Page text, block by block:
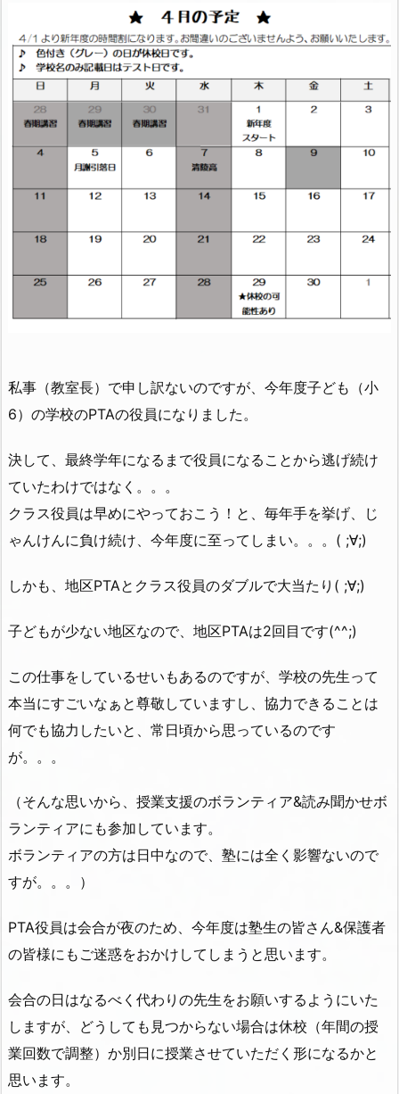
私事（教室長）で申し訳ないのですが、今年度子ども（小
6）の学校のPTAの役員になりました。
決して、最終学年になるまで役員になることから逃げ続け
ていたわけではなく。。。
クラス役員は早めにやっておこう！と、毎年手を挙げ、じ
ゃんけんに負け続け、今年度に至ってしまい。。。( ;∀;)
しかも、地区PTAとクラス役員のダブルで大当たり( ;∀;)
子どもが少ない地区なので、地区PTAは2回目です(^^;)
この仕事をしているせいもあるのですが、学校の先生って
本当にすごいなぁと尊敬していますし、協力できることは
何でも協力したいと、常日頃から思っているのです
が。。。
（そんな思いから、授業支援のボランティア&読み聞かせボ
ランティアにも参加しています。
ボランティアの方は日中なので、塾には全く影響ないので
すが。。。）
PTA役員は会合が夜のため、今年度は塾生の皆さん&保護者
の皆様にもご迷惑をおかけしてしまうと思います。
会合の日はなるべく代わりの先生をお願いするようにいた
しますが、どうしても見つからない場合は休校（年間の授
業回数で調整）か別日に授業させていただく形になるかと
思います。